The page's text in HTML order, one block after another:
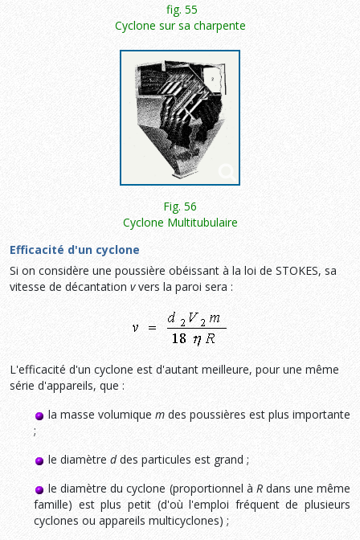
fig. 55
Cyclone sur sa charpente
Fig. 56
Cyclone Multitubulaire
Efficacité d'un cyclone
Si on considère une poussière obéissant à la loi de STOKES, sa
vitesse de décantation vvers la paroi sera :
L'efficacité d'un cyclone est d'autant meilleure, pour une même
série d'appareils, que :
la masse volumique m des poussières est plus importante
;
le diamètre ddes particules est grand ;
le diamètre du cyclone (proportionnel à Rdans une même
famille) est plus petit (d'où l'emploi fréquent de plusieurs
cyclones ou appareils multicyclones) ;